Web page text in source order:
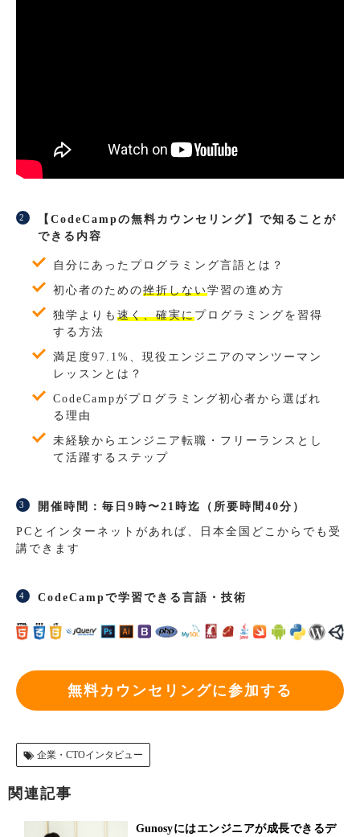
【CodeCampの無料カウンセリング】で知ることが
できる内容
自分にあったプログラミング言語とは？
初心者のための挫折しない学習の進め方
独学よりも 速く、確実にプログラミングを習得
する方法
満足度97.1%、現役エンジニアのマンツーマン
レッスンとは？
CodeCampがプログラミング初心者から選ばれ
る理由
未経験からエンジニア転職・フリーランスとし
て活躍するステップ
開催時間：毎日9時〜21時迄（所要時間40分）
PCとインターネットがあれば、日本全国どこからでも受
講できます
CodeCampで学習できる言語・技術
無料カウンセリングに参加する
企業・CTOインタビュー
関連記事
Gunosyにはエンジニアが成長できるデ